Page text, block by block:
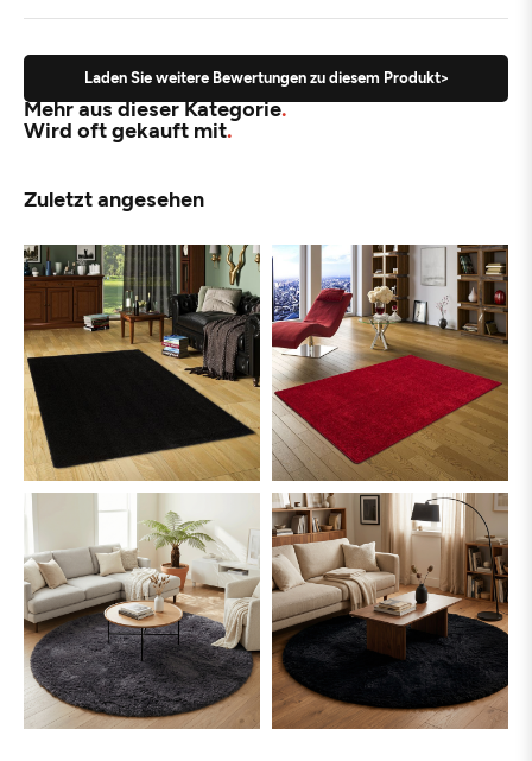
Laden Sie weitere Bewertungen zu diesem Produkt>
Mehr aus dieser Kategorie
Wird oft gekauft mit
Zuletzt angesehen